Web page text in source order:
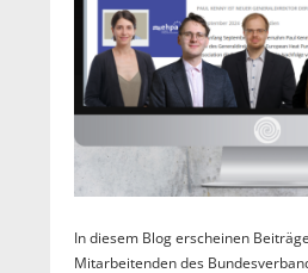
In diesem Blog erscheinen
Mitarbeitenden des